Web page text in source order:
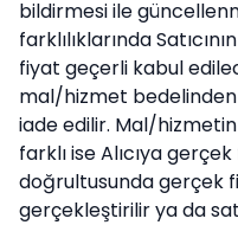
bildirmesi ile
farklılıklarında
fiyat geçerli kabul
mal/hizmet bedelinden
iade edilir. Mal/
farklı ise Alıcıya
doğrultusunda gerçek
gerçekleştirilir ya da